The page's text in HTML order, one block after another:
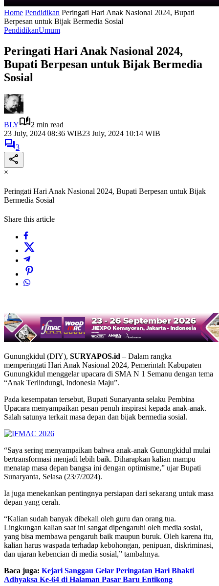
Home Pendidikan Peringati Hari Anak Nasional 2024, Bupati
Berpesan untuk Bijak Bermedia Sosial
PendidikanUmum
Peringati Hari Anak Nasional 2024,
Bupati Berpesan untuk Bijak Bermedia
Sosial
BLY
2 min read
23 July, 2024 08:36 WIB23 July, 2024 10:14 WIB
3
×
Peringati Hari Anak Nasional 2024, Bupati Berpesan untuk Bijak
Bermedia Sosial
Share this article
Gunungkidul (DIY), SURYAPOS.id – Dalam rangka
memperingati Hari Anak Nasional 2024, Pemerintah Kabupaten
Gunungkidul menggelar upacara di SMA N 1 Semanu dengan tema
“Anak Terlindungi, Indonesia Maju”.
Pada kesempatan tersebut, Bupati Sunaryanta selaku Pembina
Upacara menyampaikan pesan penuh inspirasi kepada anak-anak.
Salah satunya terkait masa depan dan bijak bermedia sosial.
“Saya sering menyampaikan bahwa anak-anak Gunungkidul mulai
bertransformasi menjadi lebih baik. Diharapkan kalian mampu
menatap masa depan bangsa ini dengan optimisme,” ujar Bupati
Sunaryanta, Selasa (23/7/2024).
Ia juga menekankan pentingnya persiapan dari sekarang untuk masa
depan yang cerah.
“Kalian sudah banyak dibekali oleh guru dan orang tua.
Lingkungan kalian saat ini sangat dipengaruhi oleh media sosial,
yang bisa membawa pengaruh baik maupun buruk. Oleh karena itu,
kalian harus waspada terhadap kebohongan, penipuan, diskriminasi,
dan ujaran kebencian di media sosial,” tambahnya.
Baca juga: Kejari Sanggau Gelar Peringatan Hari Bhakti
Adhyaksa Ke-64 di Halaman Pasar Baru Entikong